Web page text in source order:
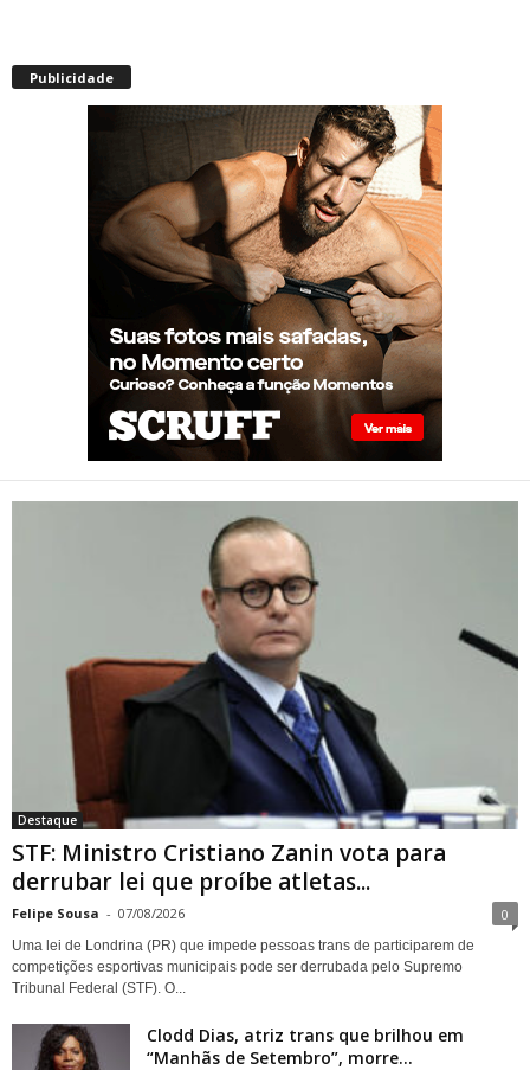
superior à real, aponta
relatório internacional
Gay de 62 anos relembra
quando, aos 15, foi garoto de
programa por quatro meses
sem saber: “Idiotice da minha
parte”
STF: Ministro Cristiano Zanin
vota para derrubar lei que
proíbe atletas transgênero
em competições de Londrina
Publicidade
Destaque
STF: Ministro Cristiano Zanin vota para
derrubar lei que proíbe atletas...
Felipe Sousa - 07/08/2026 0
Uma lei de Londrina (PR) que impede pessoas trans de participarem de
competições esportivas municipais pode ser derrubada pelo Supremo
Tribunal Federal (STF). O...
Clodd Dias, atriz trans que brilhou em
“Manhãs de Setembro”, morre...